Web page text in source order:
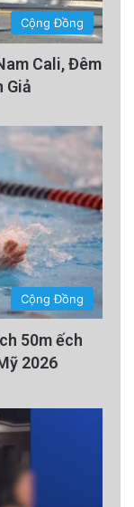
Cộng Đồng
Cali, Đêm
Giả
Cộng Đồng
50m ếch
2026